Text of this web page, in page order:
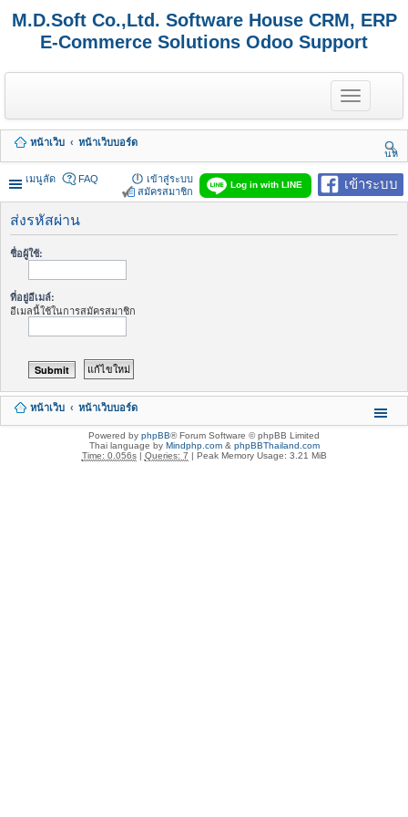
M.D.Soft Co.,Ltd. Software House CRM, ERP
E-Commerce Solutions Odoo Support
T
o
g
e
n
a
v
g
หน้าเว็บ
หน้าเว็บบอร์ด
นห
า
เมนูลัด
เข้าระบบ
Log in with LINE
FAQ
เข้าสู่ระบบ
สมัครสมาชิก
ส่งรหัสผ่าน
ชื่อผู้ใช้:
ที่อยู่อีเมล์:
อีเมลนี้ใช้ในการสมัครสมาชิก
หน้าเว็บ หน้าเว็บบอร์ด
Powered by phpBB® Forum Software © phpBB Limited
Thai language by Mindphp.com& phpBBThailand.com
Time: 0.056s| Queries: 7 | Peak Memory Usage: 3.21 MiB